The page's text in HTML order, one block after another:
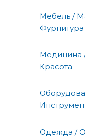
Мебель /
Фурнитура
Медицина
Красота
Одежда /